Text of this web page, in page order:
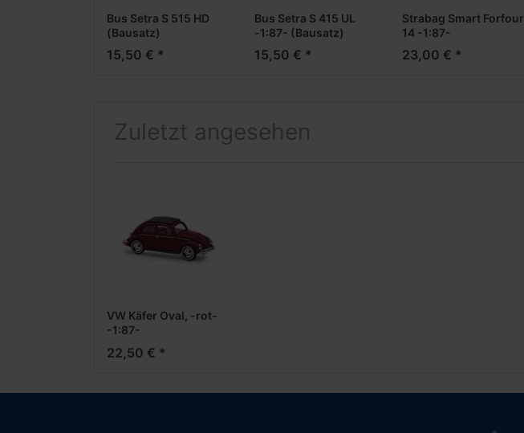
Bus Setra S 515 HD
(Bausatz)
15,50 € *
Bus Setra S 415 UL
-1:87- (Bausatz)
15,50 € *
Strabag Smart Forfour
14 -1:87-
23,00 € *
Zuletzt angesehen
VW Käfer Oval, -rot-
-1:87-
22,50 € *